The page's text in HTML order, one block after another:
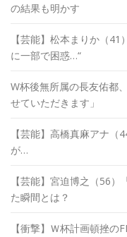
の結果も明かす
【芸能】松本まりか（
に一部で困惑…“
W杯後無所属の長友佑都
せていただきます」
【芸能】高橋真麻アナ
が…
【芸能】宮迫博之（56
た瞬間とは？
【衝撃】Ｗ杯計画頓挫の